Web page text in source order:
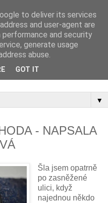
kurzů a co se na nich
▼
- NAPSALA
Šla jsem opatrně
po zasněžené
ulici, když
najednou někdo
to deliver its services
and user-agent are
and security
generate usage
abuse.
GOT IT